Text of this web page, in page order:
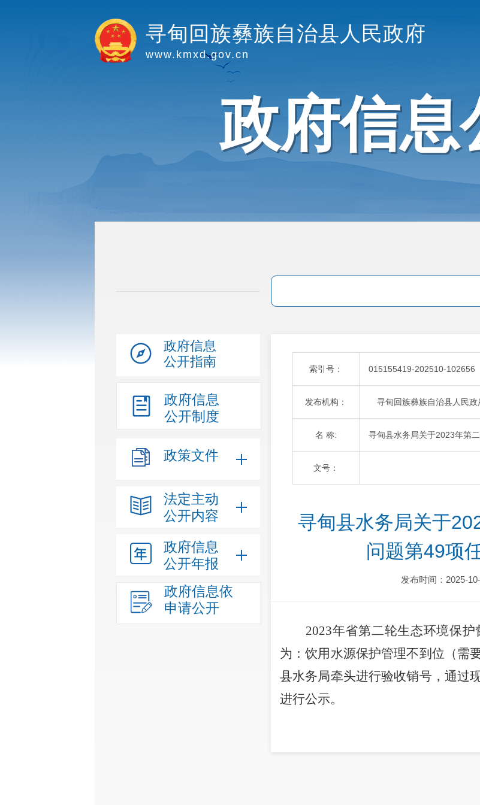
寻甸回族彝族自治县人民政府
www.kmxd.gov.cn
政府信息
政府信息
公开指南
政府信息
公开制度
政策文件
法定主动
公开内容
政府信息
公开年报
政府信息依
申请公开
索引号： 015155419-202510-102656
发布机构： 寻甸回族彝族自治县人民政
名 称: 寻甸县水务局关于2023年第
文号：
寻甸县水务局关于
问题第49项
发布时间：2025-
2023年省第二轮生态环境保护
为：饮用水源保护管理不到位（需
县水务局牵头进行验收销号，通过
进行公示。